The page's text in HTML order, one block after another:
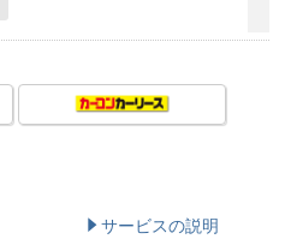
サービスの説明